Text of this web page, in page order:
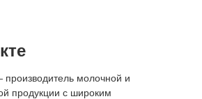
молочной и
продукции с широким